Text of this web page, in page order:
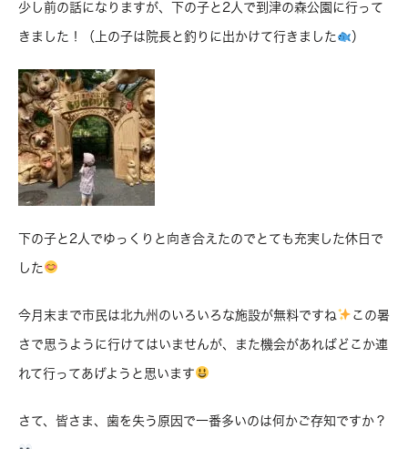
少し前の話になりますが、下の子と2人で到津の森公園に行って
きました！（上の子は院長と釣りに出かけて行きました ）
下の子と2人でゆっくりと向き合えたのでとても充実した休日で
した
今月末まで市民は北九州のいろいろな施設が無料ですね この暑
さで思うように行けてはいませんが、また機会があればどこか連
れて行ってあげようと思います
さて、皆さま、歯を失う原因で一番多いのは何かご存知ですか？